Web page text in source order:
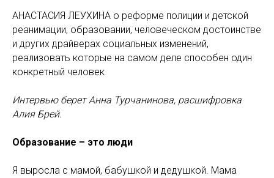
АНАСТАСИЯ ЛЕУХИНА о реформе полиции и детской
реанимации, образовании, человеческом достоинстве
и других драйверах социальных изменений,
реализовать которые на самом деле способен один
конкретный человек
Интервью берет Анна Турчанинова, расшифровка
Алия Брей.
Образование – это люди
Я выросла с мамой, бабушкой и дедушкой. Мама